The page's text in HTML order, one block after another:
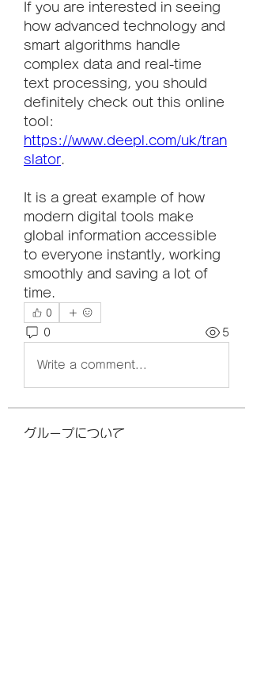
If you are interested in seeing
how advanced technology and
smart algorithms handle
complex data and real-time
text processing, you should
definitely check out this online
https://www.deepl.com/uk/tran
slator
It is a great example of how
modern digital tools make
global information accessible
to everyone instantly, working
smoothly and saving a lot of
time.
0
0 5
Write a comment...
グループについて